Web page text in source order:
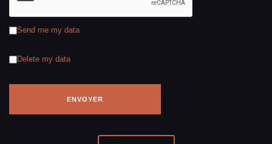
Send me my data
Delete my data